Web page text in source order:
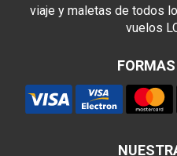
viaje y maletas de todos
vuelos
FORMAS